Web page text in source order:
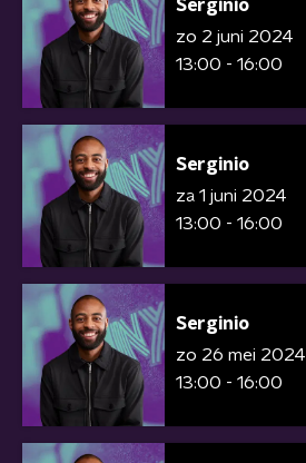
Serginio
zo 2 juni 2024
13:00 - 16:00
Serginio
za 1 juni 2024
13:00 - 16:00
Serginio
zo 26 mei 2024
13:00 - 16:00